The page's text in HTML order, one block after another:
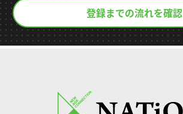
登録までの流れを確認